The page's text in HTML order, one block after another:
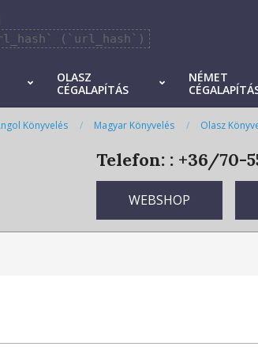
(`url_hash`)
OLASZ
CÉGALAPÍTÁS
NÉMET
Könyvelés Magyar Könyvelés Olasz
Telefon: : +36/70-
WEBSHOP